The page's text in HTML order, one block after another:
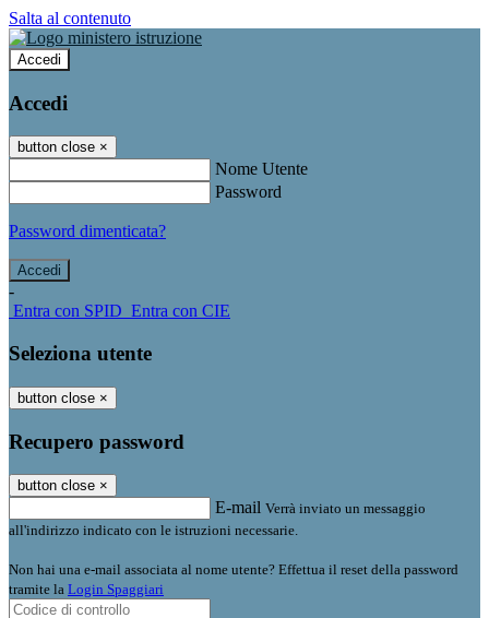
Salta al contenuto
Accedi
Accedi
button close ×
Nome Utente
Password
Password dimenticata?
-
Entra con SPID Entra con CIE
Seleziona utente
button close ×
Recupero password
button close ×
E-mail Verrà inviato un messaggio
all'indirizzo indicato con le istruzioni necessarie.
Non hai una e-mail associata al nome utente? Effettua il reset della password
tramite la Login Spaggiari